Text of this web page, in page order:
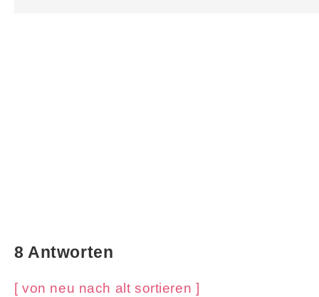
8 Antworten
[ von neu nach alt sortieren ]